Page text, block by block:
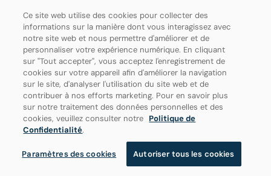
NOS PARTENAIRES
STADE IGA (MONTRÉAL)
SOBEYS STADIUM (TORONTO)
NOUVELLES
RESSOURCES
Ce site web utilise des cookies pour collecter des
informations sur la manière dont vous interagissez avec
notre site web et nous permettre d'améliorer et de
personnaliser votre expérience numérique. En cliquant
sur "Tout accepter", vous acceptez l'enregistrement de
cookies sur votre appareil afin d'améliorer la navigation
sur le site, d'analyser l'utilisation du site web et de
contribuer à nos efforts marketing. Pour en savoir plus
sur notre traitement des données personnelles et des
cookies, veuillez consulter notre Politique de
Confidentialité.
Paramètres des cookies Autoriser tous les cookies